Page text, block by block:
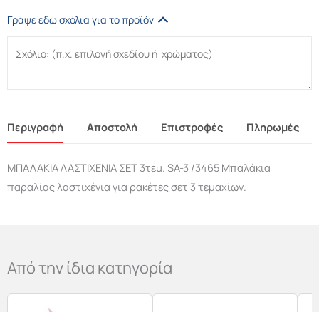
Γράψε εδώ σχόλια για το προϊόν
Περιγραφή Αποστολή Επιστροφές Πληρωμές
ΜΠΑΛΑΚΙΑ ΛΑΣΤΙΧΕΝΙΑ ΣΕΤ 3τεμ. SA-3 /3465 Μπαλάκια
παραλίας λαστιχένια για ρακέτες σετ 3 τεμαχίων.
Από την ίδια κατηγορία